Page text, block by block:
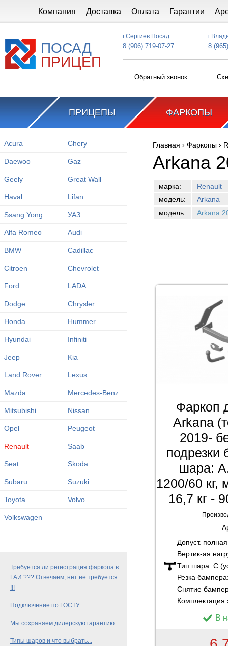
Компания Доставка Оплата Гарантии
ПОСАД
ПРИЦЕП
г.Сергиев Посад
8 (906) 719-07-27 8
Обратный звонок
ПРИЦЕПЫ ФАРКОПЫ
Acura Chery
Daewoo Gaz
Geely Great Wall
Haval Lifan
Ssang Yong УАЗ
Alfa Romeo Audi
BMW Cadillac
Citroen Chevrolet
Ford LADA
Dodge Chrysler
Honda Hummer
Hyundai Infiniti
Jeep Kia
Land Rover Lexus
Mazda Mercedes-Benz
Mitsubishi Nissan
Opel Peugeot
Renault Saab
Seat Skoda
Subaru Suzuki
Toyota Volvo
Volkswagen
Требуется ли регистрация фаркопа в
ГАИ ??? Отвечаем, нет не требуется
!!!
Подключение по ГОСТУ
Мы сохраняем дилерскую гарантию
Типы шаров и что выбрать...
Вы здесь
Главная › Фаркопы ›
Arkana
марка:
Renault
модель:
Arkana
модель:
Arkana
Фаркоп
Arkana
2019-
подрезки
шара:
1200/60 кг,
16,7 кг -
Допуст.
Вертик-ая
Тип шара: C
Резка
Снятие
Комплектация
В